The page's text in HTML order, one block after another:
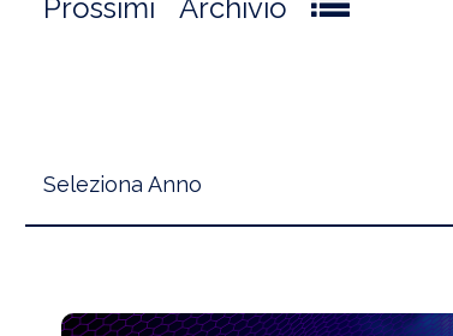
Prossimi Archivio
Seleziona Anno